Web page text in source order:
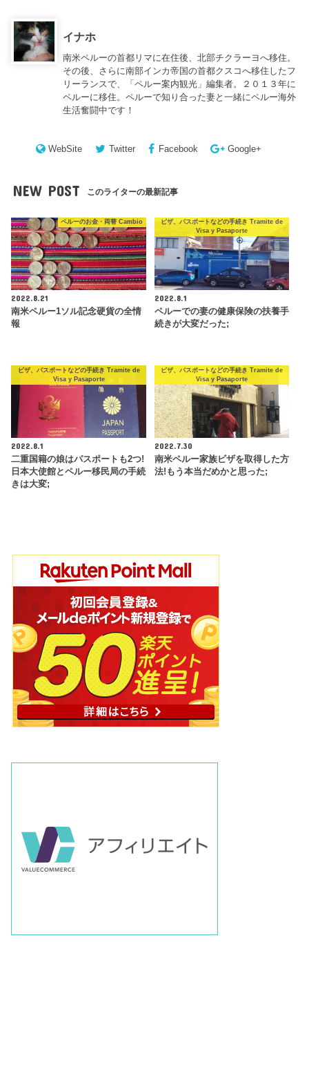
イナホ
南米ペルーの首都リマに在住後、北部チクラーヨへ移住。
その後、さらに南部インカ帝国の首都クスコへ移住したフ
リーランスで、「ペルー案内観光」編集者。２０１３年に
ペルーに移住。ペルーで知り合った妻と一緒にペルー海外
生活奮闘中です！
WebSite Twitter Facebook Google+
NEW POST このライターの最新記事
ペルーのお金・両替 Cambio
2022.8.21
南米ペルー1ソル記念硬貨の全情
報
ビザ、パスポートなどの手続き Tramite de
Visa y Pasaporte
2022.8.1
ペルーでの妻の健康保険の扶養手
続きが大変だった;
ビザ、パスポートなどの手続き Tramite de
Visa y Pasaporte
2022.8.1
二重国籍の娘はパスポートも2つ!
日本大使館とペルー移民局の手続
きは大変;
ビザ、パスポートなどの手続き Tramite de
Visa y Pasaporte
2022.7.30
南米ペルー家族ビザを取得した方
法!もう本当だめかと思った;